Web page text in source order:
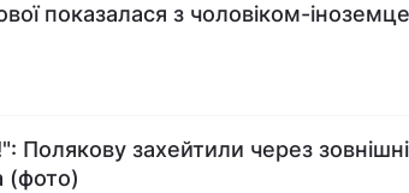
показалася з чоловіком-
Полякову захейтили через
(фото)